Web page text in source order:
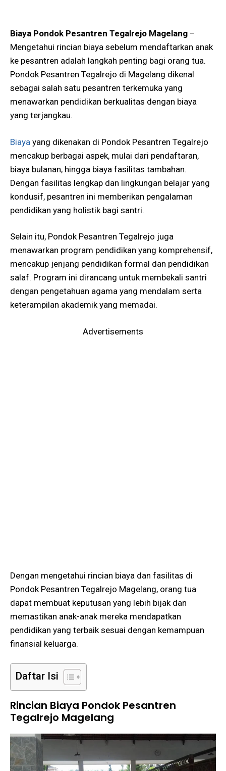
Biaya Pondok Pesantren Tegalrejo Magelang –
Mengetahui rincian biaya sebelum mendaftarkan anak
ke pesantren adalah langkah penting bagi orang tua.
Pondok Pesantren Tegalrejo di Magelang dikenal
sebagai salah satu pesantren terkemuka yang
menawarkan pendidikan berkualitas dengan biaya
yang terjangkau.
Biaya yang dikenakan di Pondok Pesantren Tegalrejo
mencakup berbagai aspek, mulai dari pendaftaran,
biaya bulanan, hingga biaya fasilitas tambahan.
Dengan fasilitas lengkap dan lingkungan belajar yang
kondusif, pesantren ini memberikan pengalaman
pendidikan yang holistik bagi santri.
Selain itu, Pondok Pesantren Tegalrejo juga
menawarkan program pendidikan yang komprehensif,
mencakup jenjang pendidikan formal dan pendidikan
salaf. Program ini dirancang untuk membekali santri
dengan pengetahuan agama yang mendalam serta
keterampilan akademik yang memadai.
Advertisements
Dengan mengetahui rincian biaya dan fasilitas di
Pondok Pesantren Tegalrejo Magelang, orang tua
dapat membuat keputusan yang lebih bijak dan
memastikan anak-anak mereka mendapatkan
pendidikan yang terbaik sesuai dengan kemampuan
finansial keluarga.
Daftar Isi
Rincian Biaya Pondok Pesantren
Tegalrejo Magelang